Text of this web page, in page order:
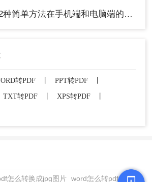
单方法在手机端和电脑端的操作差异！
转PDF PPT转PDF
TXT转PDF XPS转PDF
怎么转换成jpg图片 word怎么转pdf